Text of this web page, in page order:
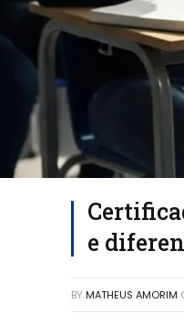
e
BY MATHEUS AMORIM